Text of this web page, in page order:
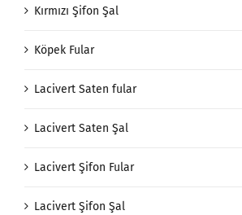
Kırmızı Şifon Şal
Köpek Fular
Lacivert Saten fular
Lacivert Saten Şal
Lacivert Şifon Fular
Lacivert Şifon Şal